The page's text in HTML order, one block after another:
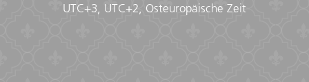
UTC+3, UTC+2, Osteuropäische Zeit